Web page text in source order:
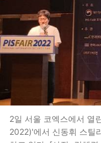
2일 서울 코엑스에서 열
2022)'에서 신동휘 스틸